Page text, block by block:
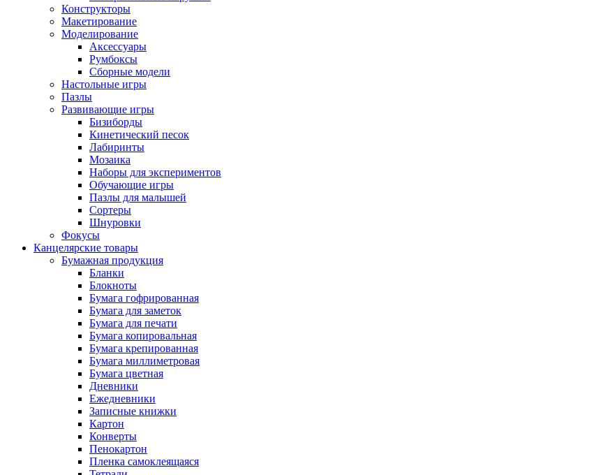
Конструкторы
Макетирование
Моделирование
Аксессуары
Румбоксы
Сборные модели
Настольные игры
Пазлы
Развивающие игры
Бизиборды
Кинетический песок
Лабиринты
Мозаика
Наборы для экспериментов
Обучающие игры
Пазлы для малышей
Сортеры
Шнуровки
Фокусы
Канцелярские товары
Бумажная продукция
Бланки
Блокноты
Бумага гофрированная
Бумага для заметок
Бумага для печати
Бумага копировальная
Бумага крепированная
Бумага миллиметровая
Бумага цветная
Дневники
Ежедневники
Записные книжки
Картон
Конверты
Пенокартон
Пленка самоклеящаяся